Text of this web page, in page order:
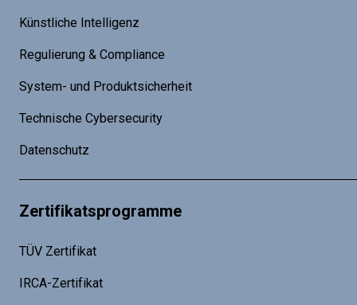
Künstliche Intelligenz
Regulierung & Compliance
System- und Produktsicherheit
Technische Cybersecurity
Datenschutz
Zertifikatsprogramme
TÜV Zertifikat
IRCA-Zertifikat